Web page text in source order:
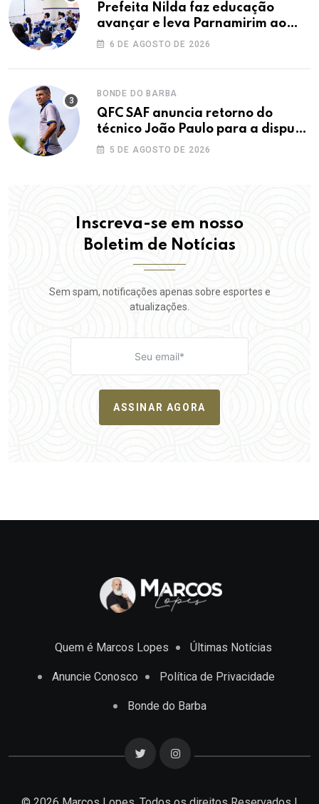
Prefeita Nilda faz educação
avançar e leva Parnamirim ao
maior IDEB da história dos anos
6 DE AGOSTO DE 2026
BONDE DO BARBA
QFC SAF anuncia retorno do
técnico João Paulo para a disputa
da elite do Campeonato Potiguar
5 DE AGOSTO DE 2026
Inscreva-se em nosso
Boletim de Notícias
Sem spam, notificações apenas sobre esportes e
atualizações.
ASSINAR AGORA
Quem é Marcos Lopes Últimas Notícias
Anuncie Conosco Política de Privacidade
Bonde do Barba